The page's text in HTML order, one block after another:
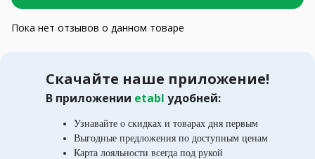
Пока нет отзывов о данном товаре
Скачайте наше приложение!
В приложении etabl удобней:
Узнавайте о скидках и товарах дня первым
Выгодные предложения по доступным ценам
Карта лояльности всегда под рукой